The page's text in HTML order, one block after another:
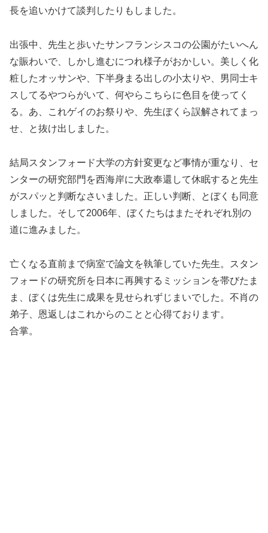
長を追いかけて談判したりもしました。
出張中、先生と歩いたサンフランシスコの公園がたいへん
な賑わいで、しかし進むにつれ様子がおかしい。美しく化
粧したオッサンや、下半身まる出しの小太りや、男同士キ
スしてるやつらがいて、何やらこちらに色目を使ってく
る。あ、これゲイのお祭りや、先生ぼくら誤解されてまっ
せ、と抜け出しました。
結局スタンフォード大学の方針変更など事情が重なり、セ
ンターの研究部門を西海岸に大政奉還して休眠すると先生
がスパッと判断なさいました。正しい判断、とぼくも同意
しました。そして2006年、ぼくたちはまたそれぞれ別の
道に進みました。
亡くなる直前まで病室で論文を執筆していた先生。スタン
フォードの研究所を日本に再興するミッションを帯びたま
ま、ぼくは先生に成果を見せられずじまいでした。不肖の
弟子、恩返しはこれからのことと心得ております。
合掌。